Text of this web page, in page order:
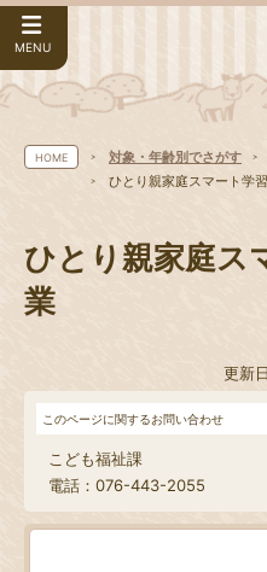
MENU
HOME 対象・年齢別でさがす
ひとり親家庭スマート学
ひとり親家庭ス
業
更新
このページに関するお問い合わせ
こども福祉課
電話：076-443-2055